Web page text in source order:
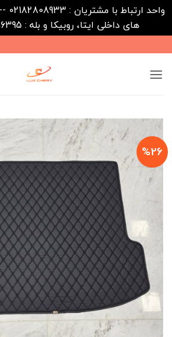
های داخلی ایتا، روبیکا و بله : 09031116395
to
content
%26